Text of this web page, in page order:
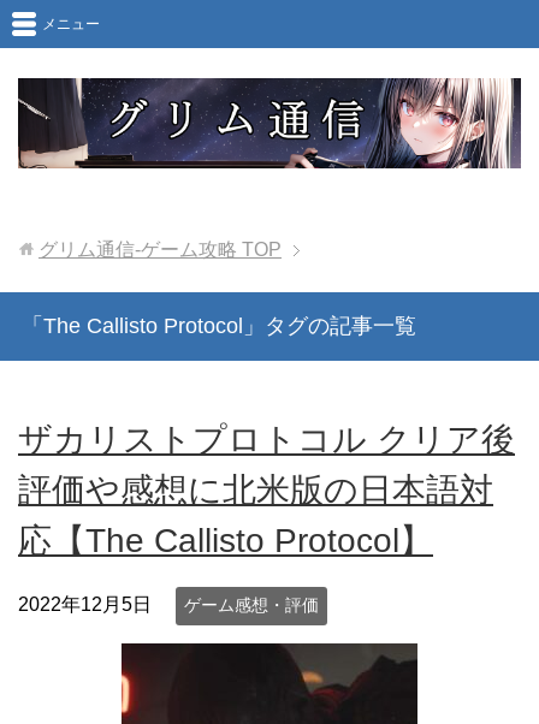
メニュー
グリム通信-ゲーム攻略 TOP
「The Callisto Protocol」タグの記事一覧
ザカリストプロトコル クリア後
評価や感想に北米版の日本語対
応【The Callisto Protocol】
2022年12月5日 ゲーム感想・評価